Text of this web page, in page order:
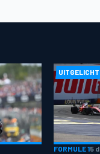
UITGELICHT
FORMULE 15 d